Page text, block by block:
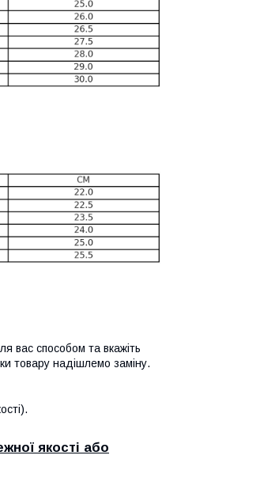
вас способом та вкажіть
товару надішлемо заміну.
якості або